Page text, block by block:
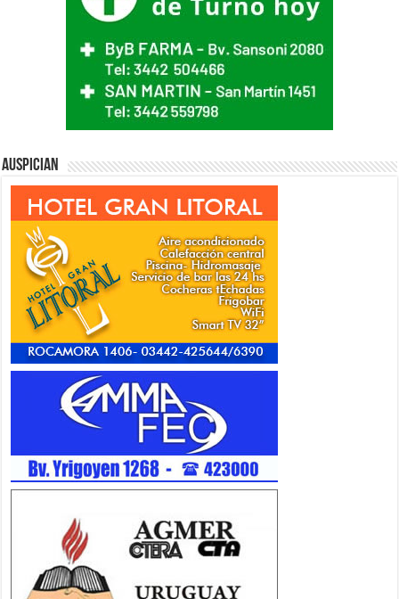
Auspician